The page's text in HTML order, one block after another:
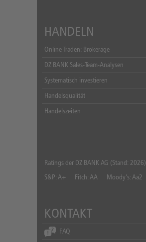
HANDELN
Online Traden: Brokerage
DZ BANK Sales-Team-Analysen
Systematisch investieren
Handelsqualität
Handelszeiten
Ratings der DZ BANK AG (Stand: 2026)
S&P: A+ Fitch: AA Moody's: Aa2
KONTAKT
FAQ